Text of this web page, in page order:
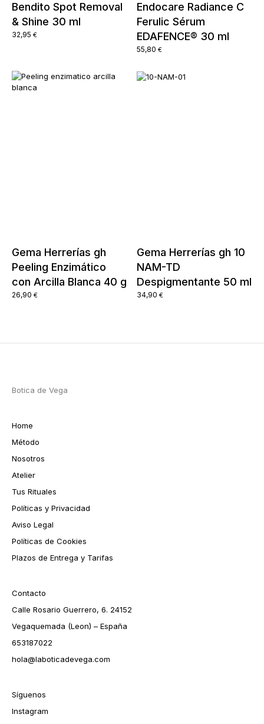
Bendito Spot Removal
& Shine 30 ml
32,95 €
Endocare Radiance C
Ferulic Sérum
EDAFENCE® 30 ml
55,80 €
Gema Herrerías gh
Peeling Enzimático
con Arcilla Blanca 40 g
26,90 €
Gema Herrerías gh 10
NAM-TD
Despigmentante 50 ml
34,90 €
Botica de Vega
Home
Método
Nosotros
Atelier
Tus Rituales
Políticas y Privacidad
Aviso Legal
Políticas de Cookies
Plazos de Entrega y Tarifas
Contacto
Calle Rosario Guerrero, 6. 24152
Vegaquemada (Leon) – España
653187022
hola@laboticadevega.com
Síguenos
Instagram